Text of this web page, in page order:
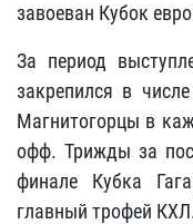
завоеван Кубок
За период
закрепился в
Магнитогорцы в
офф. Трижды за
финале Кубка
главный трофей